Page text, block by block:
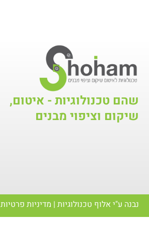
שהם טכנולוגיות - איטום,
שיקום וציפוי מבנים
נבנה ע"יאלוף טכנולוגיות | מדיניות פרטיות